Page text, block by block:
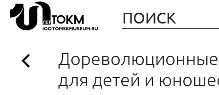
Дореволюционные
для детей и